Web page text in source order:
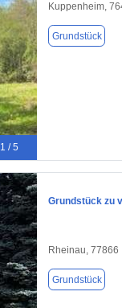
1 / 5
Kuppenheim,
Grundstück
Grundstück zu
Rheinau, 77866
Grundstück